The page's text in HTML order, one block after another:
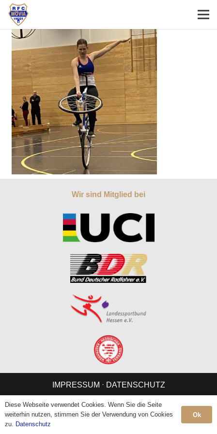
Wir sind Mitglied bei
IMPRESSUM ⋅ DATENSCHUTZ
Diese Webseite verwendet Cookies. Wenn Sie die Seite
weiterhin nutzen, stimmen Sie der Verwendung von Cookies
zu. Datenschutz
Ok